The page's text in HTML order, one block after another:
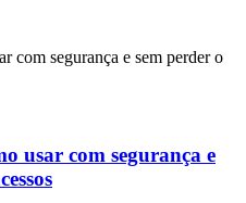
usar com segurança e